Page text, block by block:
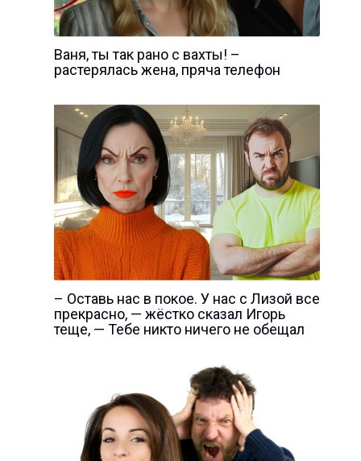
Ваня, ты так рано с вахты! –
растерялась жена, пряча телефон
– Оставь нас в покое. У нас с Лизой все
прекрасно, — жёстко сказал Игорь
теще, — Тебе никто ничего не обещал